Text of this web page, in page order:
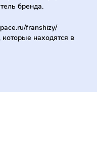
Молдову, Швейцарию,
Годовой оборот
а количество
Услуги